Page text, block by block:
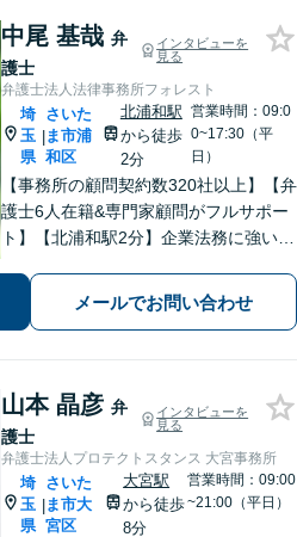
中尾 基哉 弁
護士
インタビューを
見る
弁護士法人法律事務所フォレスト
埼
玉
県
|
さいた
ま市浦
和区
北浦和駅
から徒歩
2分
営業時間：09:0
0~17:30（平
日）
【事務所の顧問契約数320社以上】【弁
護士6人在籍&専門家顧問がフルサポー
ト】【北浦和駅2分】企業法務に強い弁
動産などに対応します。中小企業さ
ま、個人事業主さまからのご相談に注
メールでお問い合わせ
山本 晶彦 弁
護士
インタビューを
見る
弁護士法人プロテクトスタンス 大宮事務所
埼
玉
県
|
さいた
ま市大
宮区
大宮駅
から徒歩
8分
営業時間：09:00
~21:00（平日）